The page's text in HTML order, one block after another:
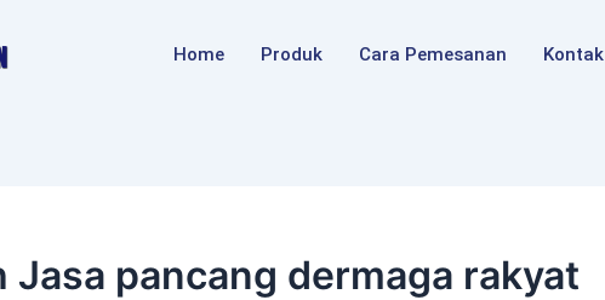
Home Produk Cara Pemesanan Kontak
Jasa pancang dermaga rakyat